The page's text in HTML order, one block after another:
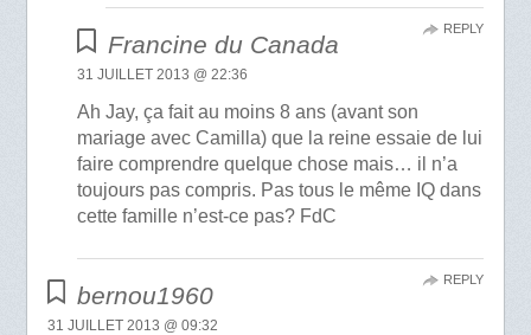
Francine du Canada
31 JUILLET 2013 @ 22:36
Ah Jay, ça fait au moins 8 ans (avant son
mariage avec Camilla) que la reine essaie de lui
faire comprendre quelque chose mais… il n’a
toujours pas compris. Pas tous le même IQ dans
cette famille n’est-ce pas? FdC
REPLY
bernou1960
31 JUILLET 2013 @ 09:32
REPLY